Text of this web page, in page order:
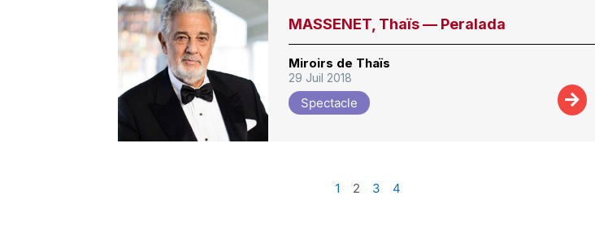
MASSENET, Thaïs — Peralada
Miroirs de Thaïs
29 Juil 2018
Spectacle
1 2 3 4